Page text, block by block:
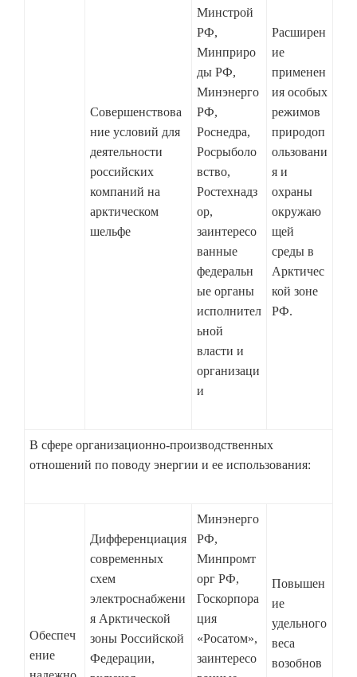
Совершенствова
ние условий для
деятельности
российских
компаний на
арктическом
шельфе
Минстрой
РФ,
Минприро
ды РФ,
Минэнерго
РФ,
Роснедра,
Росрыболо
вство,
Ростехнадз
ор,
заинтересо
ванные
федеральн
ые органы
исполнител
ьной
власти и
организаци
и
Расширен
ие
применен
ия особых
режимов
природоп
ользовани
я и
охраны
окружаю
щей
среды в
Арктичес
кой зоне
РФ.
В сфере организационно-производственных
отношений по поводу энергии и ее использования:
Обеспеч
ение
Дифференциация
современных
схем
электроснабжени
я Арктической
зоны Российской
Федерации,
Минэнерго
РФ,
Минпромт
орг РФ,
Госкорпора
ция
«Росатом»,
заинтересо
Повышен
ие
удельного
веса
возобнов